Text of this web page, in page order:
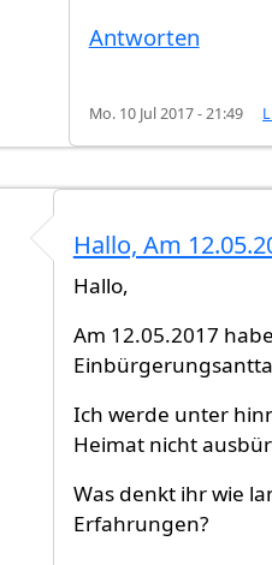
Antworten
Mo. 10 Jul 2017 - 21:49
Hallo, Am
Hallo,
Am 12.05.2017
Ich werde unter
Heimat nicht
Was denkt ihr wie
Erfahrungen?